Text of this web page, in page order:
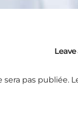
Leave
sera pas publiée.